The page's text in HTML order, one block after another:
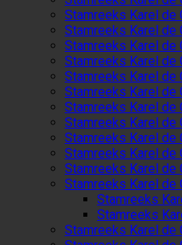
Stamreeks Karel de
Stamreeks Karel de
Stamreeks Karel de
Stamreeks Karel de
Stamreeks Karel de
Stamreeks Karel de
Stamreeks Karel de
Stamreeks Karel de
Stamreeks Karel de
Stamreeks Karel de
Stamreeks Karel de
Stamreeks Karel de
Stamreeks
Stamreeks
Stamreeks Karel de